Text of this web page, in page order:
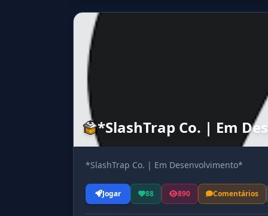
*SlashTrap Co. | Em
*SlashTrap Co. | Em Desenvolvimento*
Jogar 88 890 Comentários